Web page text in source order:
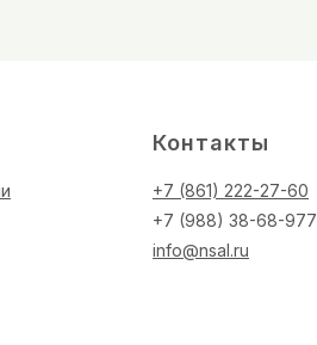
Контакты
+7 (861) 222-27-60
+7 (988) 38-68-977
info@nsal.ru